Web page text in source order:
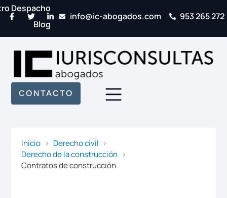
Despacho
Blog
info@ic-abogados.com 953 265 272
CONTACTO
Inicio
Derecho civil
Derecho de la construcción
Contratos de construcción